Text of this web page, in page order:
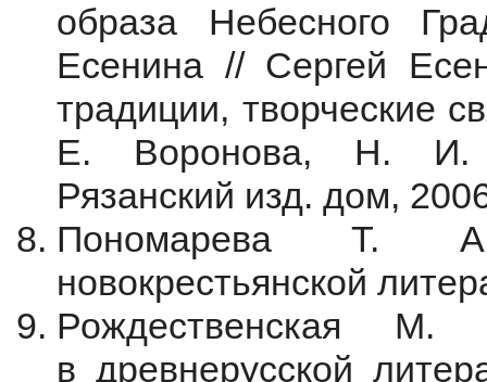
образа Небесного
Есенина // Сергей
традиции, творческие
Е. Воронова, Н. И.
Рязанский изд. дом,
Пономарева Т.
новокрестьянской
Рождественская
в древнерусской